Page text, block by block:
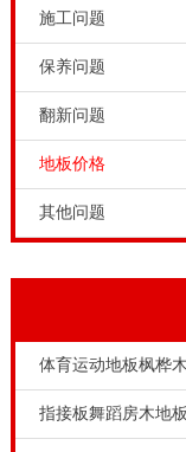
厂家选购，相同
动木地板销售市
台剧院的路面室
木地板。在中国
竞赛木地板生产
信誉度品牌。挑
群众安心、舒心
施工问题
保养问题
翻新问题
地板价格
其他问题
体育运动地板枫桦
指接板舞蹈房木地